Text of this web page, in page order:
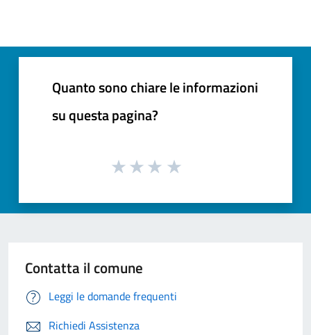
Quanto sono chiare le informazioni
su questa pagina?
Contatta il comune
Leggi le domande frequenti
Richiedi Assistenza